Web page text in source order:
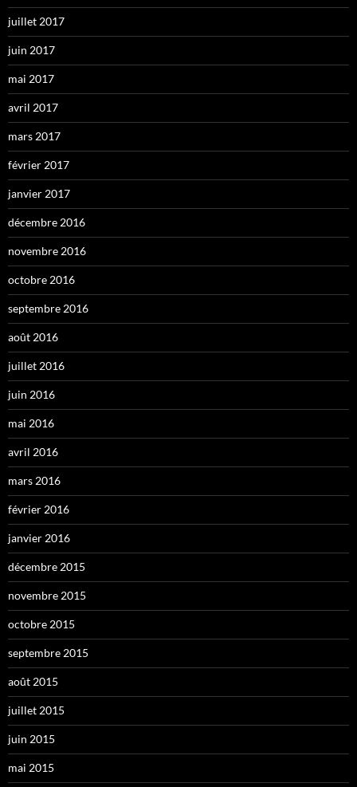
juillet 2017
juin 2017
mai 2017
avril 2017
mars 2017
février 2017
janvier 2017
décembre 2016
novembre 2016
octobre 2016
septembre 2016
août 2016
juillet 2016
juin 2016
mai 2016
avril 2016
mars 2016
février 2016
janvier 2016
décembre 2015
novembre 2015
octobre 2015
septembre 2015
août 2015
juillet 2015
juin 2015
mai 2015